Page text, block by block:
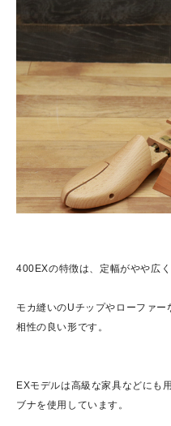
400EXの特徴は、定幅がやや広
モカ縫いのUチップやローファ
相性の良い形です。
EXモデルは高級な家具などにも
ブナを使用しています。